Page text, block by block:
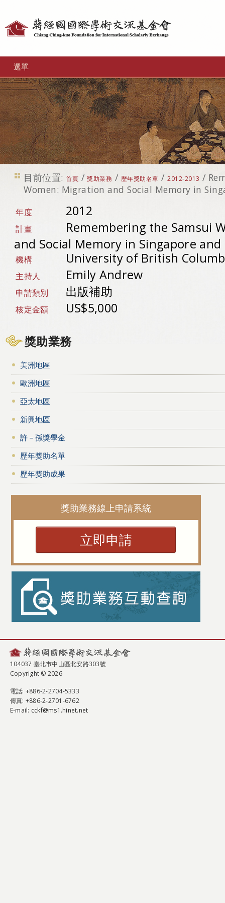
選單
目前位置: 首頁 /獎助業務 / 歷年獎助名單 /2012-2013 /
Women: Migration and Social Memory in
年度 2012
計畫
Remembering the Samsui
and Social Memory in Singapore and
機構 University of British
主持人 Emily Andrew
申請類別 出版補助
核定金額 US$5,000
獎助業務
美洲地區
歐洲地區
亞太地區
新興地區
許－孫獎學金
歷年獎助名單
歷年獎助成果
獎助業務線上申請系統
立即申請
104037 臺北市中山區北安路303號
Copyright © 2026
電話: +886-2-2704-5333
傳真: +886-2-2701-6762
E-mail: cckf@ms1.hinet.net